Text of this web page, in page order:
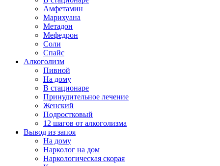
Амфетамин
Марихуана
Метадон
Мефедрон
Соли
Спайс
Алкоголизм
Пивной
На дому
В стационаре
Принудительное лечение
Женский
Подростковый
12 шагов от алкоголизма
Вывод из запоя
На дому
Нарколог на дом
Наркологическая скорая